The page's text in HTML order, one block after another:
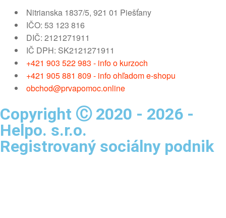
Nitrianska 1837/5, 921 01 Piešťany
IČO: 53 123 816
DIČ: 2121271911
IČ DPH: SK2121271911
+421 903 522 983 - info o kurzoch
+421 905 881 809 - info ohľadom e-shopu
obchod@prvapomoc.online
Copyright Ⓒ 2020 - 2026 -
Helpo. s.r.o.
Registrovaný sociálny podnik